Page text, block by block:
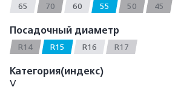
65 70 60 55 50 45
Посадочный диаметр
R14 R15 R16 R17
Категория(индекс)
V